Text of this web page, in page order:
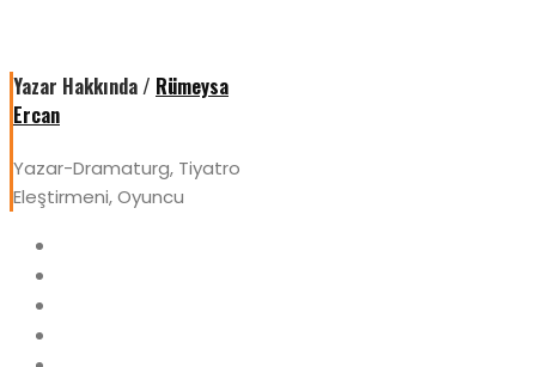
Yazar Hakkında / Rümeysa
Ercan
Yazar-Dramaturg, Tiyatro
Eleştirmeni, Oyuncu